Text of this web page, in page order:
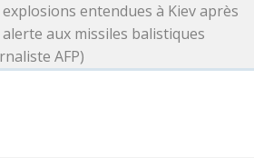
explosions entendues à Kiev après
aux missiles balistiques
AFP)